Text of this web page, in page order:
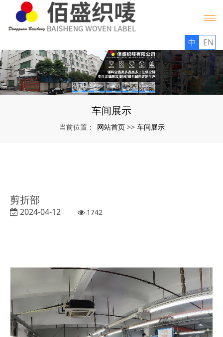
中 EN
车间展示
当前位置： 网站首页 >> 车间展示
剪折部
2024-04-12 1742